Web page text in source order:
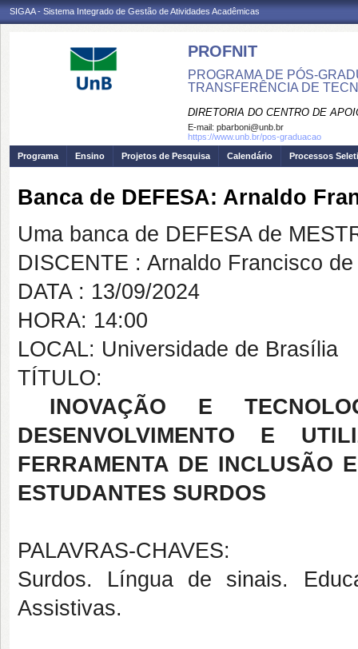
SIGAA - Sistema Integrado de Gestão de Atividades Acadêmicas
PROFNIT
PROGRAMA DE PÓS-
TRANSFERÊNCIA DE
DIRETORIA DO CENTRO DE
E-mail: pbarboni@unb.br
https://www.unb.br/pos-graduacao
Programa
Ensino Projetos de Pesquisa Calendário Processos
Banca de DEFESA: Arnaldo
Uma banca de DEFESA de
DISCENTE : Arnaldo Francisco
DATA : 13/09/2024
HORA: 14:00
LOCAL: Universidade de Brasília
TÍTULO:
INOVAÇÃO E
DESENVOLVIMENTO E
FERRAMENTA DE INCLUSÃO
ESTUDANTES SURDOS
PALAVRAS-CHAVES:
Surdos. Língua de sinais.
Assistivas.